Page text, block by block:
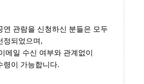
연 관람을 신청하신 분들은 모두
정되었으며,
메일 수신 여부와 관계없이
령이 가능합니다.